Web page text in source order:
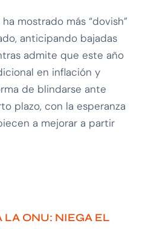
mostrado más “dovish”
anticipando bajadas
admite que este año
en inflación y
de blindarse ante
plazo, con la esperanza
a mejorar a partir
ONU: NIEGA EL